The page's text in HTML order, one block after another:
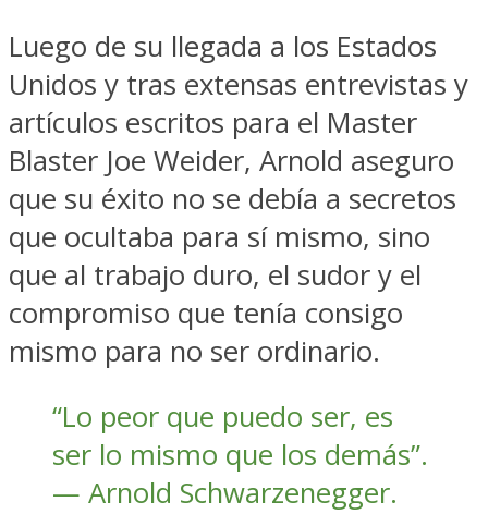
Luego de su llegada a los Estados
Unidos y tras extensas entrevistas y
artículos escritos para el Master
Blaster Joe Weider, Arnold aseguro
que su éxito no se debía a secretos
que ocultaba para sí mismo, sino
que al trabajo duro, el sudor y el
compromiso que tenía consigo
mismo para no ser ordinario.
“Lo peor que puedo ser, es
ser lo mismo que los demás”.
— Arnold Schwarzenegger.